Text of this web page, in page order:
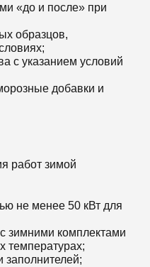
«до и после» при
образцов,
с указанием условий
добавки и
работ зимой
не менее 50 кВт для
зимними комплектами
температурах;
заполнителей;